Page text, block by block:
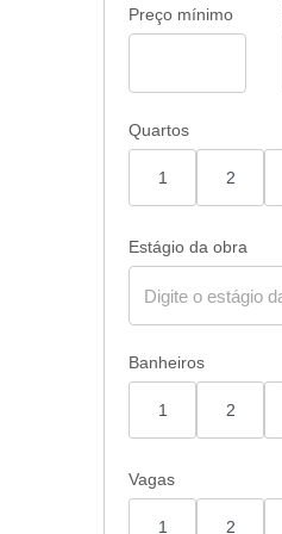
Preço mínimo
Quartos
1 2
Estágio da obra
Banheiros
1 2
Vagas
1 2